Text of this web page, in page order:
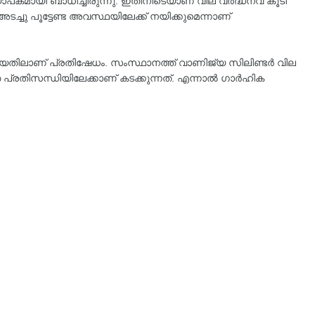
പൂട്ടേണ്ട അവസ്ഥയിലേക്ക് നയിക്കുമെന്നാണ്
പ്രതിഷേധം. സംസ്ഥാനത്ത് വാണിജ്യ സിലിണ്ടര്‍ വില
കടക്കുന്നത്. എന്നാല്‍ ഗാര്‍ഹിക